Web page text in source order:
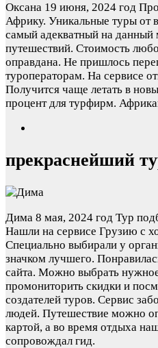
Оксана 19 июня, 2024 год
Африку. Уникальные туры от
самый адекватный на данный
путешествий. Стоимость
оправдана. Не пришлось
туроператорам. На сервисе
Получится чаще летать в
процент для турфирм.
прекраснейший
Дима 8 мая, 2024 год Тур
Нашли на сервисе Грузию с
Специально выбирали у
значком лучшего.
сайта. Можно выбрать
промониторить скидки и
создателей туров. Сервис
людей. Путешествие можно
картой, а во время отдыха
сопровождал гид.